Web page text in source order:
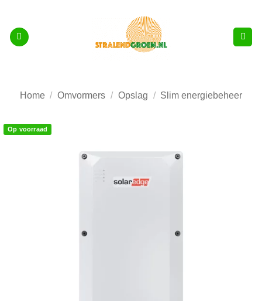
inhoud
Home / Omvormers / Opslag / Slim energiebeheer
Op voorraad